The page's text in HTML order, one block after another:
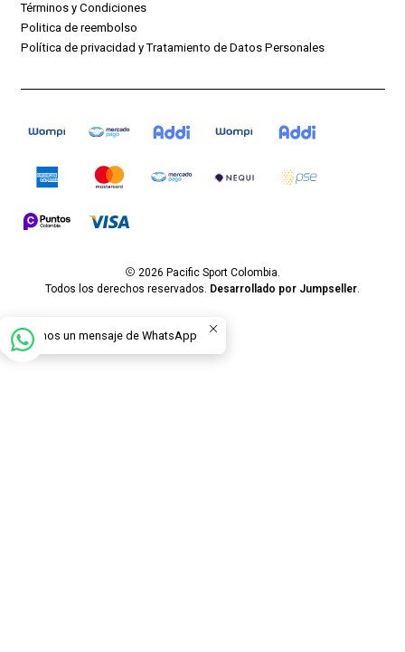
Términos y Condiciones
Politica de reembolso
Política de privacidad y Tratamiento de Datos Personales
2026 Pacific Sport Colombia.
Todos los derechos reservados. Desarrollado por Jumpseller.
Envíanos un mensaje de WhatsApp